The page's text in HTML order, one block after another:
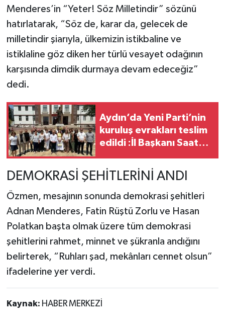
Menderes’in “Yeter! Söz Milletindir” sözünü
hatırlatarak, “Söz de, karar da, gelecek de
milletindir şiarıyla, ülkemizin istikbaline ve
istiklaline göz diken her türlü vesayet odağının
karşısında dimdik durmaya devam edeceğiz”
dedi.
Aydın’da Yeni Parti’nin
kuruluş evrakları teslim
edildi :İl Başkanı Saatçı:
DEMOKRASİ ŞEHİTLERİNİ ANDI
Özmen, mesajının sonunda demokrasi şehitleri
Adnan Menderes, Fatin Rüştü Zorlu ve Hasan
Polatkan başta olmak üzere tüm demokrasi
şehitlerini rahmet, minnet ve şükranla andığını
belirterek, “Ruhları şad, mekânları cennet olsun”
ifadelerine yer verdi.
Kaynak: HABER MERKEZİ